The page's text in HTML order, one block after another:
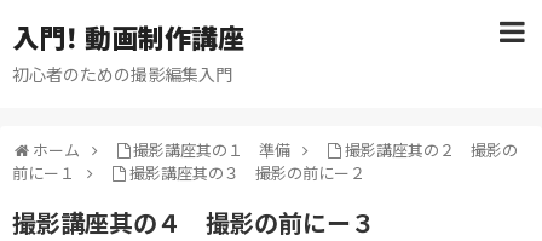
入門！ 動画制作講座
初心者のための撮影編集入門
ホーム 撮影講座其の１ 準備
撮影講座其の２ 撮影の
前にー１
撮影講座其の３ 撮影の前にー２
撮影講座其の４ 撮影の前にー３